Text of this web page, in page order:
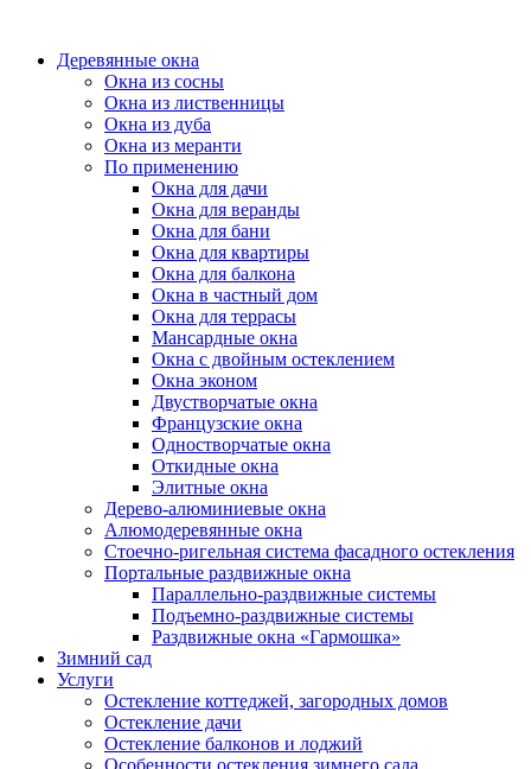
Деревянные окна
Окна из сосны
Окна из лиственницы
Окна из дуба
Окна из меранти
По применению
Окна для дачи
Окна для веранды
Окна для бани
Окна для квартиры
Окна для балкона
Окна в частный дом
Окна для террасы
Мансардные окна
Окна с двойным остеклением
Окна эконом
Двустворчатые окна
Французские окна
Одностворчатые окна
Откидные окна
Элитные окна
Дерево-алюминиевые окна
Алюмодеревянные окна
Стоечно-ригельная система фасадного остекления
Портальные раздвижные окна
Параллельно-раздвижные системы
Подъемно-раздвижные системы
Раздвижные окна «Гармошка»
Зимний сад
Услуги
Остекление коттеджей, загородных домов
Остекление дачи
Остекление балконов и лоджий
Особенности остекления зимнего сада